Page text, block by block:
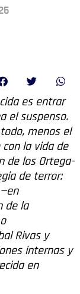
es entrar
el suspenso.
menos el
la vida de
de los Ortega-
de terror:
de la
Rivas y
internas y
en